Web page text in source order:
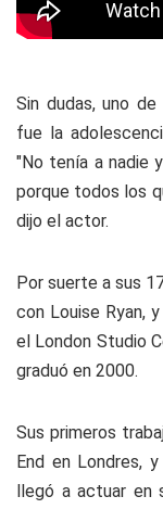
Sin dudas, uno
fue la
"No tenía a nadie
porque todos los
dijo el actor.
Por suerte a sus
con Louise Ryan,
el London Studio
graduó en 2000.
Sus primeros
End en Londres,
llegó a actuar en